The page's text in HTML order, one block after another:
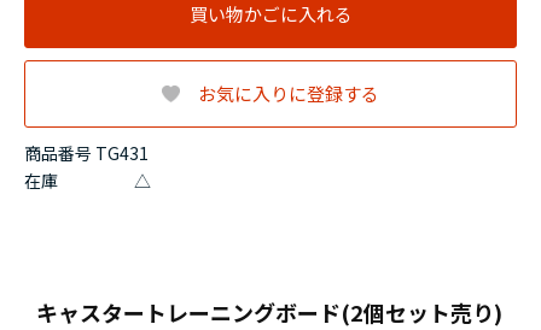
商品番号 TG431
在庫 △
買い物かごに入れる
お気に入りに登録する
キャスタートレーニングボード(2個セット売り)